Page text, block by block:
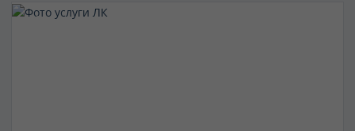
Услуги на земле